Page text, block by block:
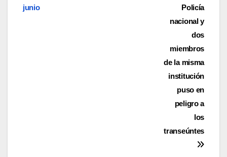
entradas
Policía
nacional y
dos
miembros
de la misma
institución
puso en
peligro a
los
transeúntes
junio